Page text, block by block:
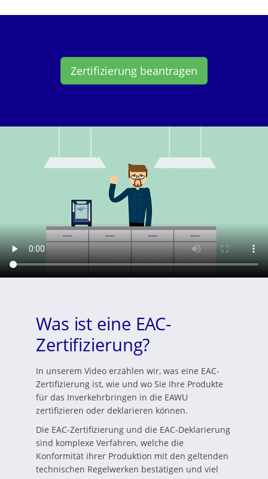
Zertifizierung beantragen
Was ist eine EAC-
Zertifizierung?
In unserem Video erzählen wir, was eine EAC-
Zertifizierung ist, wie und wo Sie Ihre Produkte
für das Inverkehrbringen in die EAWU
zertifizieren oder deklarieren können.
Die EAC-Zertifizierung und die EAC-Deklarierung
sind komplexe Verfahren, welche die
Konformität ihrer Produktion mit den geltenden
technischen Regelwerken bestätigen und viel